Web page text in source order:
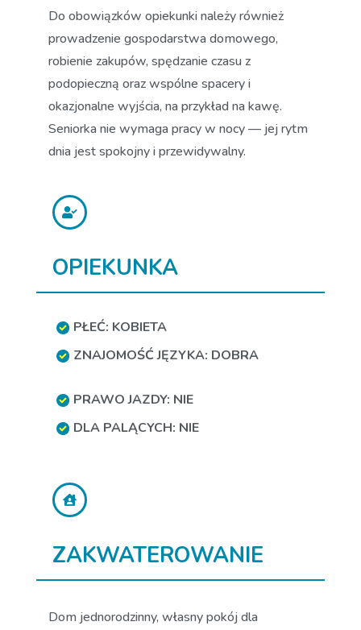
Do obowiązków opiekunki należy również
prowadzenie gospodarstwa domowego,
robienie zakupów, spędzanie czasu z
podopieczną oraz wspólne spacery i
okazjonalne wyjścia, na przykład na kawę.
Seniorka nie wymaga pracy w nocy — jej rytm
dnia jest spokojny i przewidywalny.
OPIEKUNKA
PŁEĆ: KOBIETA
ZNAJOMOŚĆ JĘZYKA: DOBRA
PRAWO JAZDY: NIE
DLA PALĄCYCH: NIE
ZAKWATEROWANIE
Dom jednorodzinny, własny pokój dla